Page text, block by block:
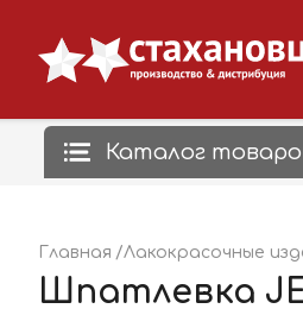
Каталог
Главная Лакокрасочные
Шпатлевка